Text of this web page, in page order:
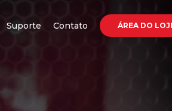
Suporte Contato ÁREA DO